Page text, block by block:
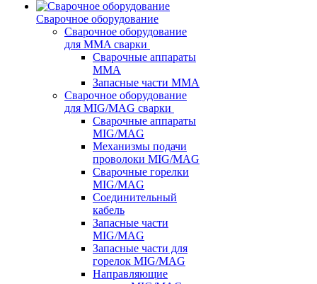
Сварочное оборудование
Сварочное оборудование
для MMA сварки
Сварочные аппараты
MMA
Запасные части MMA
Сварочное оборудование
для MIG/MAG сварки
Сварочные аппараты
MIG/MAG
Механизмы подачи
проволоки MIG/MAG
Сварочные горелки
MIG/MAG
Соединительный
кабель
Запасные части
MIG/MAG
Запасные части для
горелок MIG/MAG
Направляющие